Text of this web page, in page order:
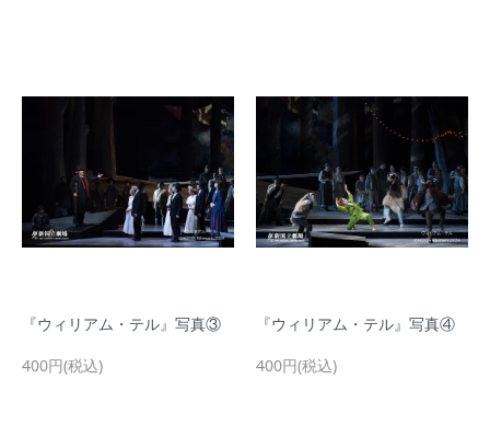
『ウィリアム・テル』写真③
400円(税込)
『ウィリアム・テル』写真④
400円(税込)